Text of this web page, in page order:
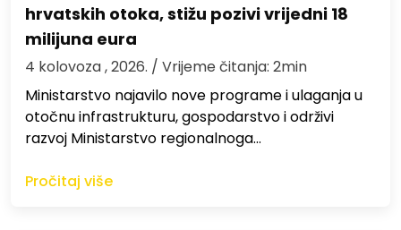
hrvatskih otoka, stižu pozivi vrijedni 18
milijuna eura
4 kolovoza , 2026. / Vrijeme čitanja: 2min
Ministarstvo najavilo nove programe i ulaganja u
otočnu infrastrukturu, gospodarstvo i održivi
razvoj Ministarstvo regionalnoga…
Pročitaj više